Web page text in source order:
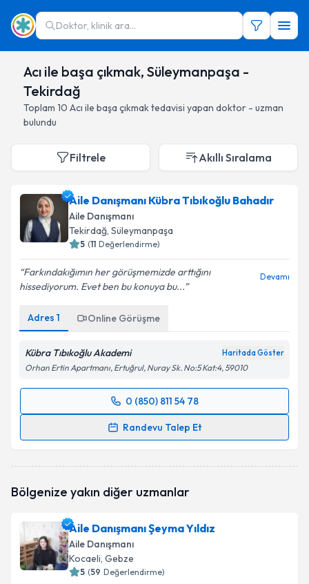
Doktor, klinik ara...
Acı ile başa çıkmak, Süleymanpaşa -
Tekirdağ
Toplam 10 Acı ile başa çıkmaktedavisi yapan doktor - uzman
bulundu
Filtrele Akıllı Sıralama
Aile Danışmanı Kübra Tıbıkoğlu Bahadır
Aile Danışmanı
Tekirdağ, Süleymanpaşa
5 (11 Değerlendirme)
Farkındakığımın her görüşmemizde arttığını
hissediyorum. Evet ben bu konuya bu...
Devamı
Adres 1 Online Görüşme
Kübra Tıbıkoğlu Akademi Haritada Göster
Orhan Ertin Apartmanı, Ertuğrul, Nuray Sk. No:5 Kat:4, 59010
0 (850) 811 54 78
Randevu Talep Et
Randevu Takvimi Talebi
randevu takvimi talebi oluşturun. Size bu uzmandan
posta ile bilgilendireceğiz.
E-posta Adresiniz
Bölgenize yakın diğer uzmanlar
Aile Danışmanı Şeyma Yıldız
Aile Danışmanı
Kocaeli, Gebze
5 (59 Değerlendirme)